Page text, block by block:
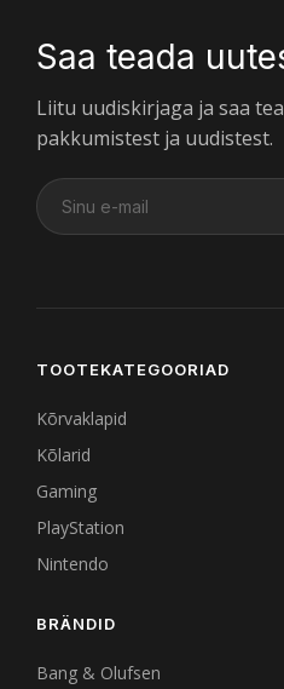
Saa teada
Liitu uudiskirjaga ja saa
pakkumistest ja uudistest.
TOOTEKATEGOORIAD
Kõrvaklapid
Kõlarid
Gaming
PlayStation
Nintendo
BRÄNDID
Bang & Olufsen